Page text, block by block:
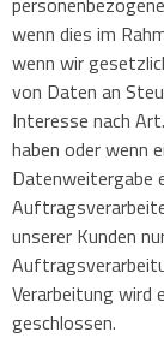
wenn dies im
wenn wir
von Daten an
Interesse nach
haben oder wenn
Datenweitergabe
unserer Kunden
Verarbeitung wird
geschlossen.